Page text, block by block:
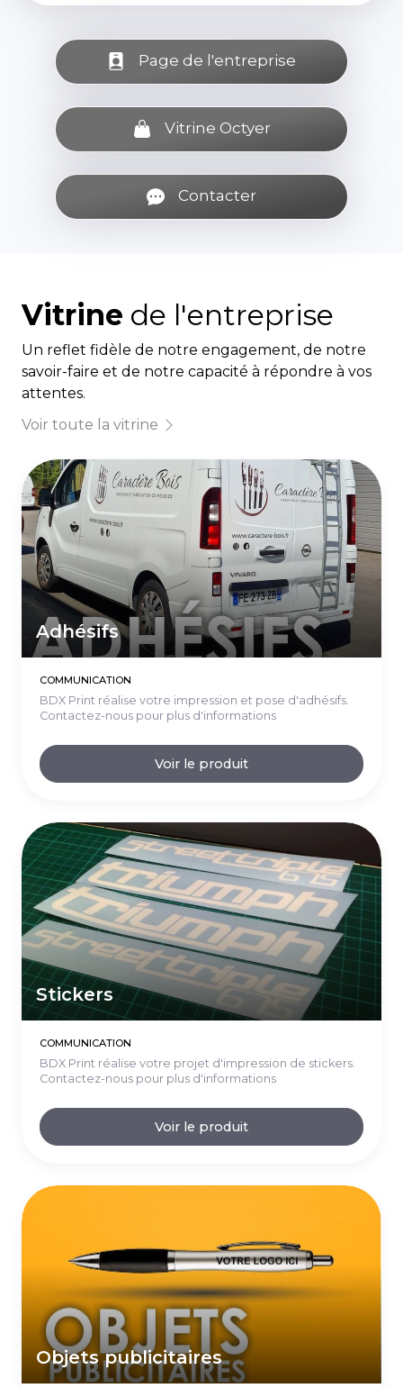
Page de l'entreprise
Vitrine Octyer
Contacter
Vitrine de l'entreprise
Un reflet fidèle de notre engagement, de notre
savoir-faire et de notre capacité à répondre à vos
attentes.
Voir toute la vitrine
Adhésifs
COMMUNICATION
BDX Print réalise votre impression et pose d'adhésifs.
Contactez-nous pour plus d'informations
Voir le produit
Stickers
COMMUNICATION
BDX Print réalise votre projet d'impression de stickers.
Contactez-nous pour plus d'informations
Voir le produit
Objets publicitaires